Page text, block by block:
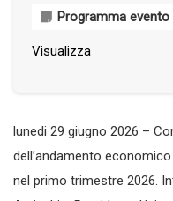
Programma evento
Visualizza
lunedi 29 giugno 2026 –
dell’andamento
nel primo trimestre 2026.